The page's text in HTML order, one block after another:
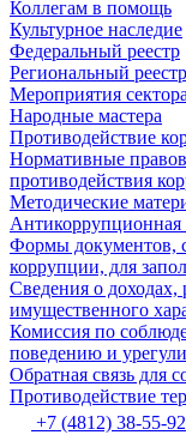
Коллегам в помощь
Культурное наследие
Федеральный реестр
Региональный реестр
Мероприятия сектора
Народные мастера
Противодействие
Нормативные
противодействия
Методические
Антикоррупционная
Формы документов,
коррупции, для
Сведения о доходах,
имущественного
Комиссия по
поведению и
Обратная связь для
Противодействие
+7 (4812) 38-55-92